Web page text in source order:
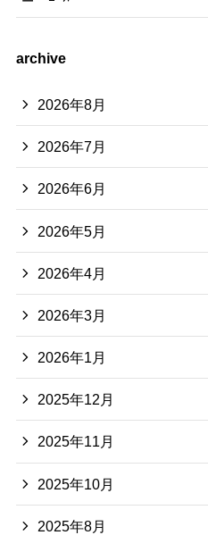
archive
2026年8月
2026年7月
2026年6月
2026年5月
2026年4月
2026年3月
2026年1月
2025年12月
2025年11月
2025年10月
2025年8月